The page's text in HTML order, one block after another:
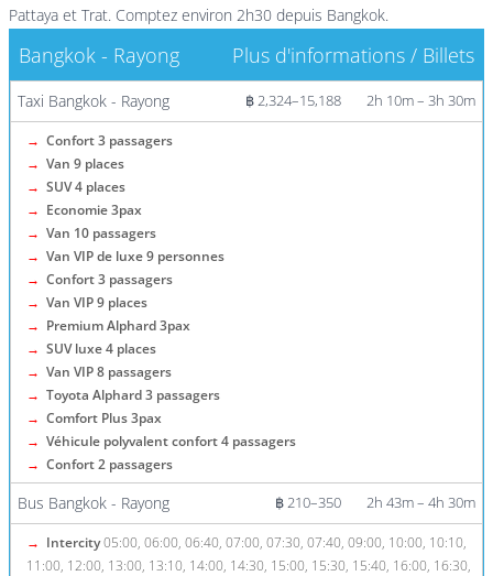
Pattaya et Trat. Comptez environ 2h30 depuis Bangkok.
Bangkok - Rayong Plus d'informations / Billets
Taxi Bangkok - Rayong ฿ 2,324–15,188 2h 10m – 3h 30m
→ Confort 3 passagers
→ Van 9 places
→ SUV 4 places
→ Economie 3pax
→ Van 10 passagers
→ Van VIP de luxe 9 personnes
→ Confort 3 passagers
→ Van VIP 9 places
→ Premium Alphard 3pax
→ SUV luxe 4 places
→ Van VIP 8 passagers
→ Toyota Alphard 3 passagers
→ Comfort Plus 3pax
→ Véhicule polyvalent confort 4 passagers
→ Confort 2 passagers
Bus Bangkok - Rayong ฿ 210–350 2h 43m – 4h 30m
→ Intercity05:00, 06:00, 06:40, 07:00, 07:30, 07:40, 09:00, 10:00, 10:10,
11:00, 12:00, 13:00, 13:10, 14:00, 14:30, 15:00, 15:30, 15:40, 16:00, 16:30,